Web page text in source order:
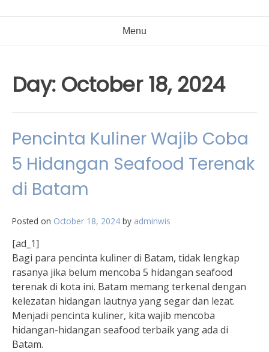
Menu
Day: October 18, 2024
Pencinta Kuliner Wajib Coba
5 Hidangan Seafood Terenak
di Batam
Posted on October 18, 2024 by adminwis
[ad_1]
Bagi para pencinta kuliner di Batam, tidak lengkap
rasanya jika belum mencoba 5 hidangan seafood
terenak di kota ini. Batam memang terkenal dengan
kelezatan hidangan lautnya yang segar dan lezat.
Menjadi pencinta kuliner, kita wajib mencoba
hidangan-hidangan seafood terbaik yang ada di
Batam.